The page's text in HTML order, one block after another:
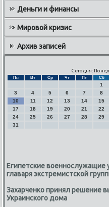
Деньги и финансы
Мировой кризис
Архив записей
Сегодня:
Пн Вт Ср Чт Пт Сб
1
3
4 5 6 7 8
10
11 12 13 14 15
17
18 19 20 21 22
24
25 26 27 28 29
31
Египетские военнослужащие
главаря экстремистской
Захарченко принял решение
Украинского дома